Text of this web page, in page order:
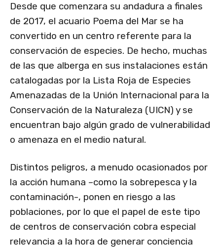
Desde que comenzara su andadura a finales
de 2017, el acuario Poema del Mar se ha
convertido en un centro referente para la
conservación de especies. De hecho, muchas
de las que alberga en sus instalaciones están
catalogadas por la Lista Roja de Especies
Amenazadas de la Unión Internacional para la
Conservación de la Naturaleza (UICN) y se
encuentran bajo algún grado de vulnerabilidad
o amenaza en el medio natural.
Distintos peligros, a menudo ocasionados por
la acción humana –como la sobrepesca y la
contaminación-, ponen en riesgo a las
poblaciones, por lo que el papel de este tipo
de centros de conservación cobra especial
relevancia a la hora de generar conciencia